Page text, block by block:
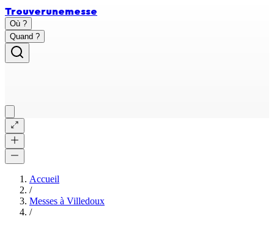
Trouverunemesse
Où ?
Quand ?
Accueil
/
Messes à Villedoux
/